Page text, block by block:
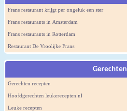
Frans restaurant krijgt per ongeluk een ster
Frans restaurants in Amsterdam
Frans restaurants in Rotterdam
Restaurant De Vroolijke Frans
Gerechten
Gerechten recepten
Hoofdgerechten leukerecepten.nl
Leuke recepten